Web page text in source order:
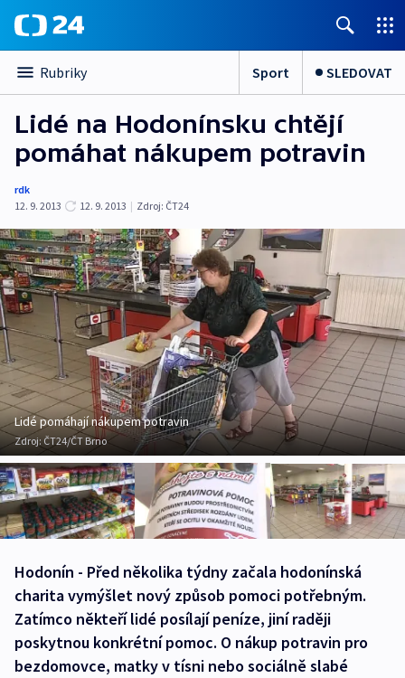
Rubriky Sport SLEDOVAT
Lidé na Hodonínsku chtějí
pomáhat nákupem potravin
rdk
12. 9. 2013
12. 9. 2013 | Zdroj: ČT24
Lidé pomáhají nákupem potravin
Zdroj: ČT24/ČT Brno
Hodonín - Před několika týdny začala hodonínská
charita vymýšlet nový způsob pomoci potřebným.
Zatímco někteří lidé posílají peníze, jiní raději
poskytnou konkrétní pomoc. O nákup potravin pro
bezdomovce, matky v tísni nebo sociálně slabé